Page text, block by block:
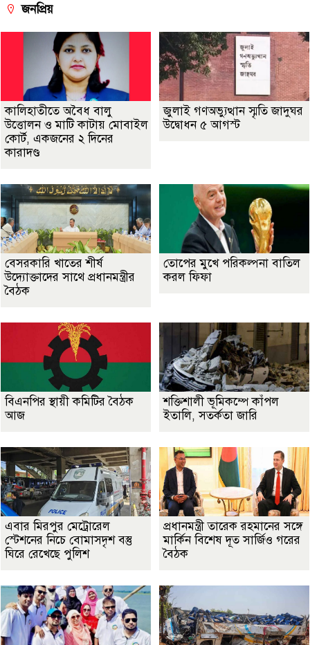
জনপ্রিয়
কালিহাতীতে অবৈধ বালু
উত্তোলন ও মাটি কাটায় মোবাইল
কোর্ট, একজনের ২ দিনের
কারাদণ্ড
জুলাই গণঅভ্যুত্থান স্মৃতি জাদুঘর
উদ্বোধন ৫ আগস্ট
বেসরকারি খাতের শীর্ষ
উদ্যোক্তাদের সাথে প্রধানমন্ত্রীর
বৈঠক
তোপের মুখে পরিকল্পনা বাতিল
করল ফিফা
বিএনপির স্থায়ী কমিটির বৈঠক
আজ
শক্তিশালী ভূমিকম্পে কাঁপল
ইতালি, সতর্কতা জারি
এবার মিরপুর মেট্রোরেল
স্টেশনের নিচে বোমাসদৃশ বস্তু
ঘিরে রেখেছে পুলিশ
প্রধানমন্ত্রী তারেক রহমানের সঙ্গে
মার্কিন বিশেষ দূত সার্জিও গরের
বৈঠক